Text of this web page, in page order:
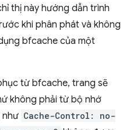
thị này hướng dẫn trình
khi phân phát và không
bfcache của một
từ bfcache, trang sẽ
không phải từ bộ nhớ
như Cache-Control: no-